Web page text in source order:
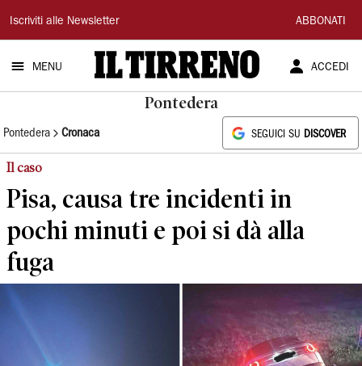
Il
Tirreno
Iscriviti alle Newsletter ABBONATI
MENU ACCEDI
Pontedera
Pontedera Cronaca SEGUICI SU DISCOVER
Il caso
Pisa, causa tre incidenti in
pochi minuti e poi si dà alla
fuga